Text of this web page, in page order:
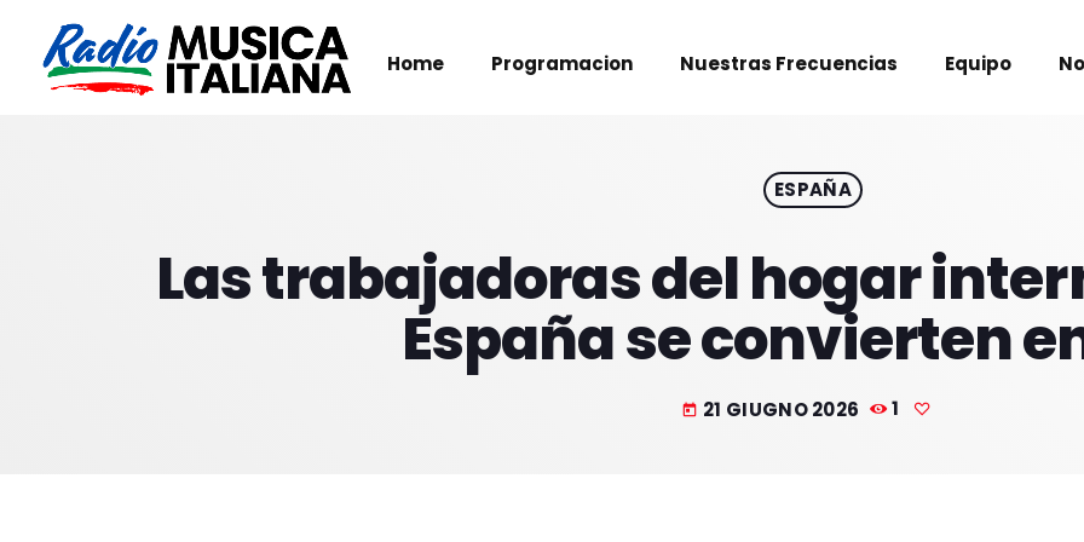
Home Programacion Nuestras Frecuencias Equipo
ESPAÑA
Las trabajadoras del hogar
España se convierten
today 21 GIUGNO 2026 1